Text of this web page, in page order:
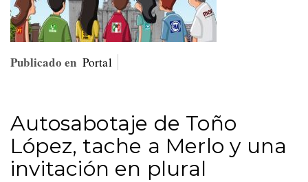
Publicado en Portal
Autosabotaje de Toño
López, tache a Merlo y una
invitación en plural